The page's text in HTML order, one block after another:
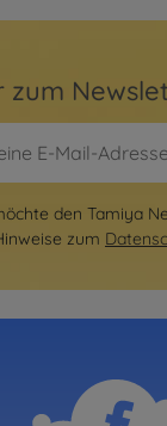
zum
den Tamiya
zum